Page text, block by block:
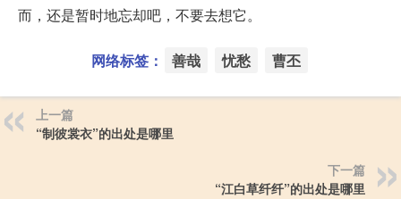
而，还是暂时地忘却吧，不要去想它。
网络标签： 善哉 忧愁 曹丕
上一篇
“制彼裳衣”的出处是哪里
下一篇
“江白草纤纤”的出处是哪里